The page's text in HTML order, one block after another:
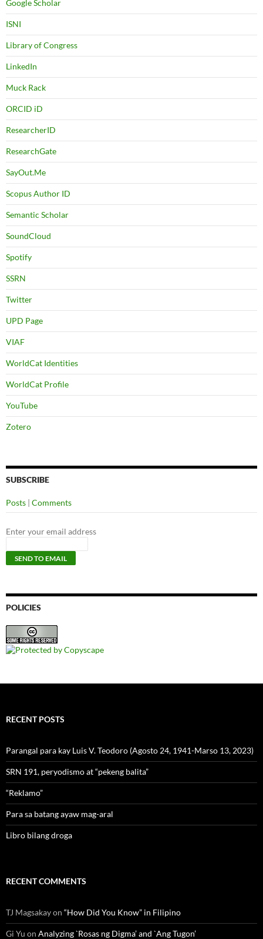
Google Scholar
ISNI
Library of Congress
LinkedIn
Muck Rack
ORCID iD
ResearcherID
ResearchGate
SayOut.Me
Scopus Author ID
Semantic Scholar
SoundCloud
Spotify
SSRN
Twitter
UPD Page
VIAF
WorldCat Identities
WorldCat Profile
YouTube
Zotero
SUBSCRIBE
Posts | Comments
Enter your email address
POLICIES
RECENT POSTS
Parangal para kay Luis V. Teodoro (Agosto 24, 1941-Marso 13, 2023)
SRN 191, peryodismo at “pekeng balita”
“Reklamo”
Para sa batang ayaw mag-aral
Libro bilang droga
RECENT COMMENTS
TJ Magsakayon “How Did You Know” in Filipino
Gi Yu on Analyzing `Rosas ng Digma’ and `Ang Tugon’